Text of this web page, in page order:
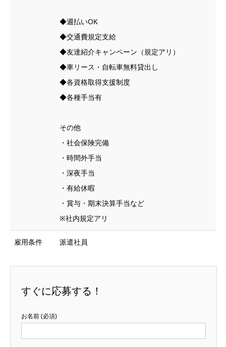
◆週払いOK
◆交通費規定支給
◆友達紹介キャンペーン（規定アリ）
◆車リース・自転車無料貸出し
◆各資格取得支援制度
◆各種手当有
その他
・社会保険完備
・時間外手当
・深夜手当
・有給休暇
・賞与・期末決算手当など
※社内規定アリ
雇用条件 派遣社員
すぐに応募する！
お名前 (必須)